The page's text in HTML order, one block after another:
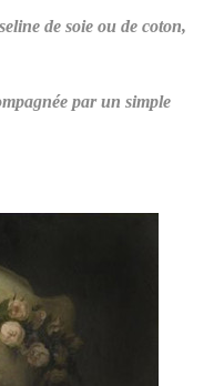
de soie ou de coton,
par un simple